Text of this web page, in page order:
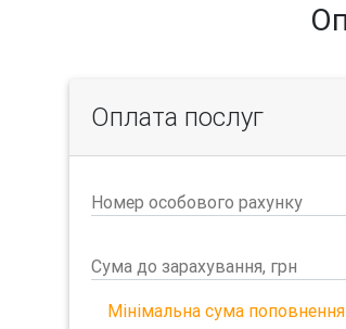
Оплата послуг
Номер особового рахунку
Сума до зарахування, грн
Мінімальна сума